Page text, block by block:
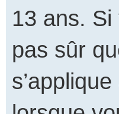
13 ans. Si
pas sûr